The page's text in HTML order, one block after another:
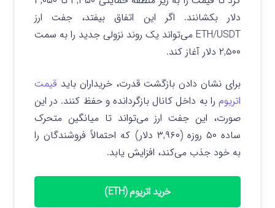
دلار بکشانند. اگر این اتفاق بیفتد، جفت ارز
ETH/USDT می‌تواند یک روند نزولی جدید را به سمت
۲,۵۰۰ دلار آغاز کند.
برای نشان دادن بازگشت قدرت، خریداران باید قیمت
اتریوم را به داخل کانال بازگردانده و حفظ کنند. در این
صورت، این جفت ارز می‌تواند تا میانگین متحرک
ساده ۵۰ روزه (۳,۹۶۰ دلار) که احتمالاً فروشندگان را
به خود جذب می‌کند، افزایش یابد.
خرید اتریوم (ETH)